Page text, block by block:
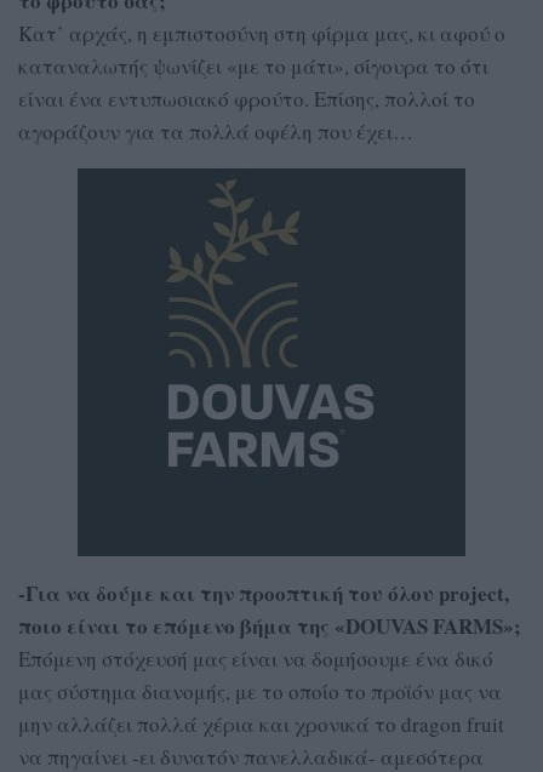
Κατ’ αρχάς, η εμπιστοσύνη στη φίρμα μας, κι αφού ο
καταναλωτής ψωνίζει «με το μάτι», σίγουρα το ότι
είναι ένα εντυπωσιακό φρούτο. Επίσης, πολλοί το
αγοράζουν για τα πολλά οφέλη που έχει…
-Για να δούμε και την προοπτική του όλου project,
ποιο είναι το επόμενο βήμα της «DOUVAS FARMS»;
Επόμενη στόχευσή μας είναι να δομήσουμε ένα δικό
μας σύστημα διανομής, με το οποίο το προϊόν μας να
μην αλλάζει πολλά χέρια και χρονικά το dragon fruit
να πηγαίνει -ει δυνατόν πανελλαδικά- αμεσότερα